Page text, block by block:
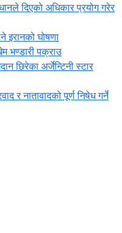
दिएको अधिकार प्रयोग गरेर
इरानको घोषणा
भण्डारी पक्राउ
छिरेका अर्जेन्टिनी स्टार
र नातावादको पूर्ण निषेध गर्ने